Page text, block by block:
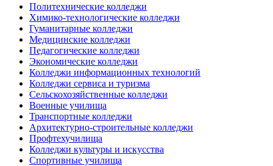
Политехнические колледжи
Химико-технологические колледжи
Гуманитарные колледжи
Медицинские колледжи
Педагогические колледжи
Экономические колледжи
Колледжи информационных технологий
Колледжи сервиса и туризма
Сельскохозяйственные колледжи
Военные училища
Транспортные колледжи
Архитектурно-строительные колледжи
Профтехучилища
Колледжи культуры и искусства
Спортивные училища